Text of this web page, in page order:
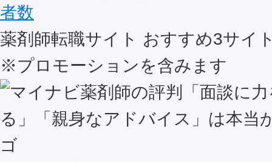
者数
薬剤師転職サイト おすすめ3サイ
※プロモーションを含みます